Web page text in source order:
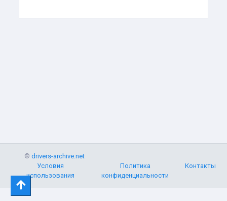
©drivers-archive.net
Условия
использования
Политика
конфиденциальности
Контакты